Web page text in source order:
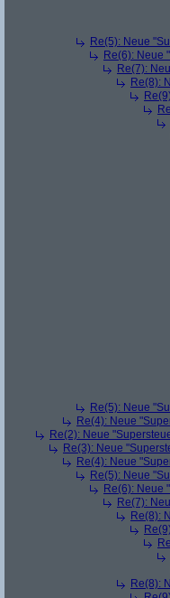
Re(5): Neue
Re(6): Neue
Re(7):
Re(8):
Re(5): Neue
Re(4): Neue
Re(2): Neue
Re(3): Neue
Re(4): Neue
Re(5): Neue
Re(6): Neue
Re(7):
Re(8):
Re(8):